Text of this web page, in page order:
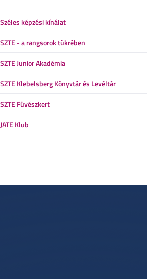
Széles képzési kínálat
SZTE - a rangsorok tükrében
SZTE Junior Akadémia
SZTE Klebelsberg Könyvtár és Levéltár
SZTE Füvészkert
JATE Klub